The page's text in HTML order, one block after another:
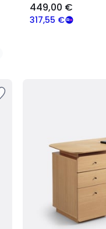
317,55 €
449,00 €